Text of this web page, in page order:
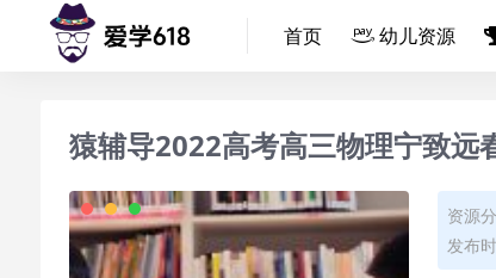
首页 幼儿资源
猿辅导2022高考高三物理宁致远
资源
发布